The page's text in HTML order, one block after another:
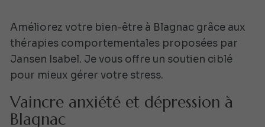
Améliorez votre bien-être à Blagnac grâce aux
thérapies comportementales proposées par
Jansen Isabel. Je vous offre un soutien ciblé
pour mieux gérer votre stress.
Vaincre anxiété et dépression à
Blagnac